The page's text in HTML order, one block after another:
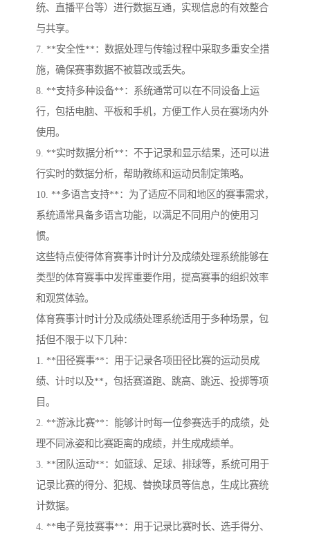
统、直播平台等）进行数据互通，实现信息的有效整合
与共享。
7. **安全性**：数据处理与传输过程中采取多重安全措
施，确保赛事数据不被篡改或丢失。
8. **支持多种设备**：系统通常可以在不同设备上运
行，包括电脑、平板和手机，方便工作人员在赛场内外
使用。
9. **实时数据分析**：不于记录和显示结果，还可以进
行实时的数据分析，帮助教练和运动员制定策略。
10. **多语言支持**：为了适应不同和地区的赛事需求，
系统通常具备多语言功能，以满足不同用户的使用习
惯。
这些特点使得体育赛事计时计分及成绩处理系统能够在
类型的体育赛事中发挥重要作用，提高赛事的组织效率
和观赏体验。
体育赛事计时计分及成绩处理系统适用于多种场景，包
括但不限于以下几种：
1. **田径赛事**：用于记录各项田径比赛的运动员成
绩、计时以及**，包括赛道跑、跳高、跳远、投掷等项
目。
2. **游泳比赛**：能够计时每一位参赛选手的成绩，处
理不同泳姿和比赛距离的成绩，并生成成绩单。
3. **团队运动**：如篮球、足球、排球等，系统可用于
记录比赛的得分、犯规、替换球员等信息，生成比赛统
计数据。
4. **电子竞技赛事**：用于记录比赛时长、选手得分、